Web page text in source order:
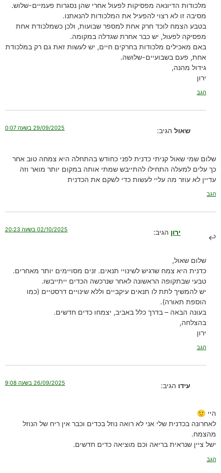
מלכודות הדיונאה מפסיקות לפעול אחרי שהן נסגרות פעמיים-שלוש.
מסיבה זו לא רצוי להפעיל את המלכודות להנאתנו.
בטבע הצמח לוכד חרק אחת למספר שבועות, ולכן כשמלכודת אחת
מפסיקה לפעול, יש כבר אחרת שגדלה במקומה.
באם מאכילים מלכודות בחרקים חיים, יש לעשות זאת גם רק במלכודת
אחת, פעם בשבועיים-שלושה.
גידול מהנה,
ירון
הגב
שאול הגיב: 29/09/2025 בשעה 0:07
שלום שמי שאול קניתי כדנית לפני כחודש בהתחלה היא צמחה טוב אחר
כך עלים למעלה התחילו להתייבש שמתי אותה במקום יותר מואר וזה
עדיין לא עוזר מה עליי לעשות כדי לשקם את הכדנית
הגב
ירון הגיב: 02/10/2025 בשעה 20:23
שלום שאול,
כדנית היא צמח שרגיש לשינויי תנאים. זנים מסויימים יותר מאחרים.
טבעי שבתקופה הראשונה לאחר שנרכשה הכדים ייתייבשו.
יש להמשיך לתת לו תנאים עיקביים וללא שינויים דרסטיים (כמו
הוספת תאורה).
בעונה הבאה – בדרך כלל באביב, יצמחו כדים חדשים.
בהצלחה,
ירון
הגב
עידו הגיב: 26/09/2025 בשעה 9:08
היי 🙂
לאחרונה בכדנית שלי אני לא רואה נוזל בכדים וכבר אין ריח של הנוזל
מהצמח.
ישל ציין שנראית בריאה וכם מוציאה כדים חדשים.
הגב